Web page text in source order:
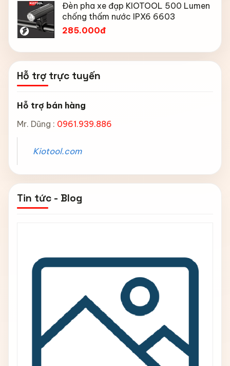
Đèn pha xe đạp KIOTOOL 500 Lumen
chống thấm nước IPX6 6603
285.000đ
Hỗ trợ trực tuyến
Hỗ trợ bán hàng
Mr. Dũng : 0961.939.886
Kiotool.com
Tin tức - Blog